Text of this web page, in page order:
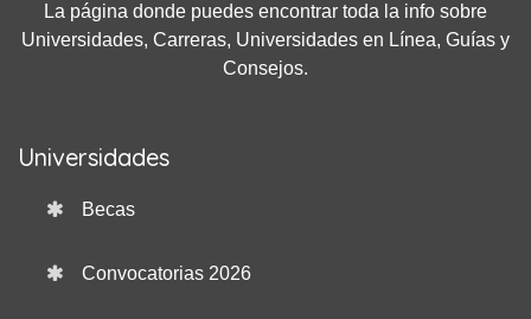
La página donde puedes encontrar toda la info sobre
Universidades, Carreras, Universidades en Línea, Guías y
Consejos.
Universidades
Becas
Convocatorias 2026